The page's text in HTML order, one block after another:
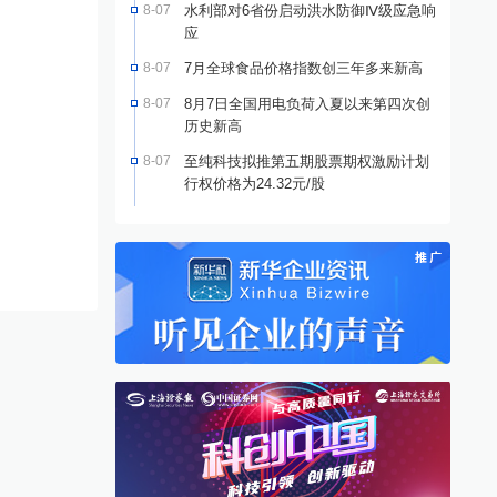
8-07
水利部对6省份启动洪水防御Ⅳ级应急响
应
8-07 7月全球食品价格指数创三年多来新高
8-07
8月7日全国用电负荷入夏以来第四次创
历史新高
8-07
至纯科技拟推第五期股票期权激励计划
行权价格为24.32元/股